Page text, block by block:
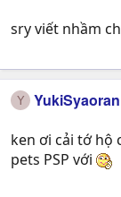
sry viết nhầm
Y YukiSyaoran
ken ơi cải tớ hộ
pets PSP với